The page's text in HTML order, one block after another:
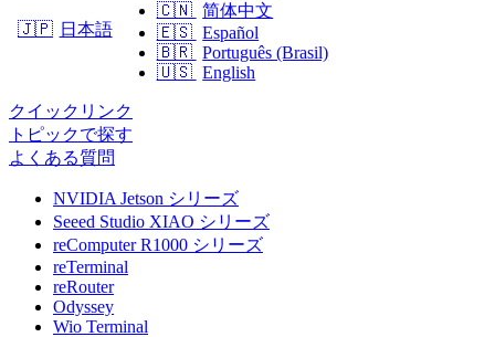
🇯🇵 日本語
🇨🇳 简体中文
🇪🇸 Español
🇧🇷 Português (Brasil)
🇺🇸 English
クイックリンク
トピックで探す
よくある質問
NVIDIA Jetson シリーズ
Seeed Studio XIAO シリーズ
reComputer R1000 シリーズ
reTerminal
reRouter
Odyssey
Wio Terminal